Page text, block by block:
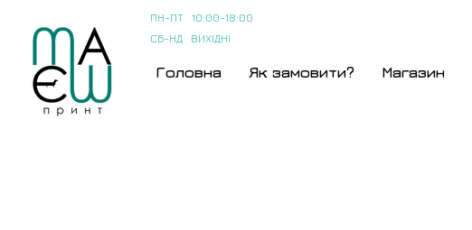
Головна Як замовити? Магазин
СБ-НД ВИХІДНІ
ПН-ПТ 10:00-18:00